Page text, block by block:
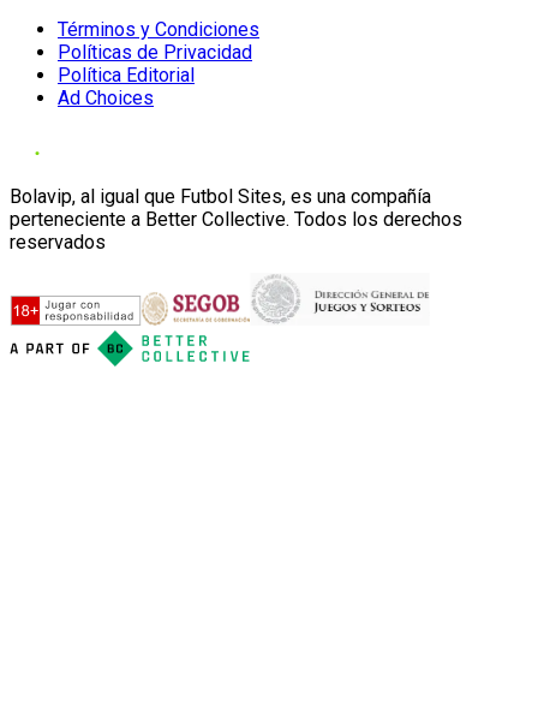
Términos y Condiciones
Políticas de Privacidad
Política Editorial
Ad Choices
Bolavip, al igual que Futbol Sites, es una compañía
perteneciente a Better Collective. Todos los derechos
reservados